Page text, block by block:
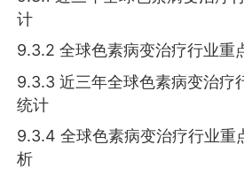
计
9.3.2 全球色素病变治疗行业重
9.3.3 近三年全球色素病变治疗
统计
9.3.4 全球色素病变治疗行业重
析